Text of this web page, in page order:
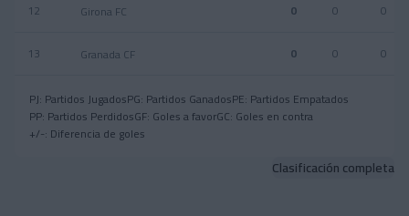
12 Girona FC 0 0 0
13 Granada CF 0 0 0
PJ: Partidos JugadosPG: Partidos GanadosPE: Partidos Empatados
PP: Partidos PerdidosGF: Goles a favorGC: Goles en contra
+/-: Diferencia de goles
Clasificación completa